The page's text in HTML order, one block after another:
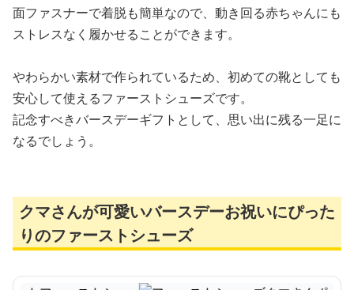
面ファスナーで着脱も簡単なので、動き回る赤ちゃんにも
ストレスなく履かせることができます。
やわらかい素材で作られているため、初めての靴としても
安心して使えるファーストシューズです。
記念すべきバースデーギフトとして、思い出に残る一足に
なるでしょう。
クマさんが可愛いバースデーお祝いにぴった
りのファーストシューズ